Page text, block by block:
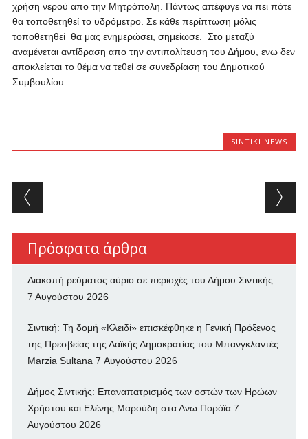
χρήση νερού απο την Μητρόπολη. Πάντως απέφυγε να πει πότε
θα τοποθετηθεί το υδρόμετρο. Σε κάθε περίπτωση μόλις
τοποθετηθεί θα μας ενημερώσει, σημείωσε. Στο μεταξύ
αναμένεται αντίδραση απο την αντιπολίτευση του Δήμου, ενω δεν
αποκλείεται το θέμα να τεθεί σε συνεδρίαση του Δημοτικού
Συμβουλίου.
SINTIKI NEWS
Post navigation
Πρόσφατα άρθρα
Διακοπή ρεύματος αύριο σε περιοχές του Δήμου Σιντικής
7 Αυγούστου 2026
Σιντική: Τη δομή «Κλειδί» επισκέφθηκε η Γενική Πρόξενος
της Πρεσβείας της Λαϊκής Δημοκρατίας του Μπανγκλαντές
Marzia Sultana 7 Αυγούστου 2026
Δήμος Σιντικής: Επαναπατρισμός των oστών των Ηρώων
Χρήστου και Ελένης Μαρούδη στα Ανω Πορόϊα 7
Αυγούστου 2026